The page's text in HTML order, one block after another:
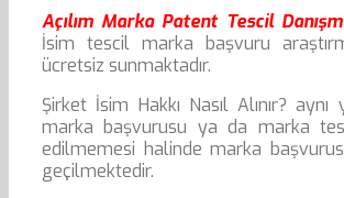
Açılım Marka Patent Tescil
İsim tescil marka başvuru
ücretsiz sunmaktadır.
Şirket İsim Hakkı Nasıl Alınır?
marka başvurusu ya da marka
edilmemesi halinde marka
geçilmektedir.